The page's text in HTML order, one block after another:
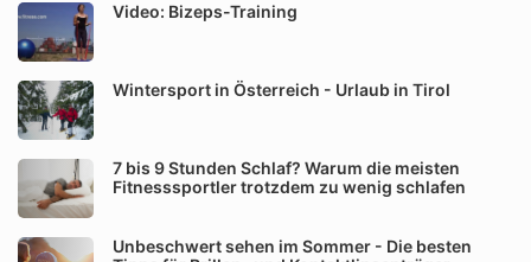
Video: Bizeps-Training
Wintersport in Österreich - Urlaub in Tirol
7 bis 9 Stunden Schlaf? Warum die meisten
Fitnesssportler trotzdem zu wenig schlafen
Unbeschwert sehen im Sommer - Die besten